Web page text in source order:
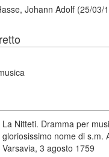
Johann Adolf (25/03/
La Nitteti. Dramma per
gloriosissimo nome di s.m.
Varsavia, 3 agosto 1759